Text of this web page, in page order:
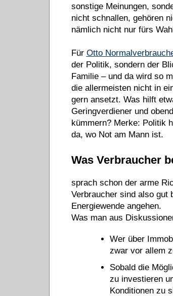
sonstige Meinungen,
nicht schnallen, gehören
nämlich nicht nur fürs
Für Otto
der Politik, sondern der
Familie – und da wird so
die allermeisten nicht in
gern ansetzt. Was hilft
Geringverdiener und
kümmern? Merke: Politik
da, wo Not am Mann ist.
Was Verbraucher
sprach schon der arme
Verbraucher sind also gut
Energiewende angehen.
Was man aus
Wer über
zwar vor allem
Sobald die
zu investieren
Konditionen zu